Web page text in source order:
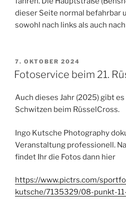
dieser Seite normal befahrbar
sowohl nach links als auch
VERÖFFENTLICHT
AM
7. OKTOBER 2024
Fotoservice beim 21.
Auch dieses Jahr (2025) gibt
Schwitzen beim RüsselCross.
Ingo Kutsche Photography
Veranstaltung professionell.
findet Ihr die Fotos dann hier
https://www.pictrs.com/
kutsche/7135329/08-punkt-